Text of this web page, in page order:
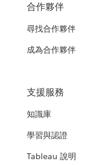
合作夥伴
尋找合作夥伴
成為合作夥伴
支援服務
知識庫
學習與認證
Tableau 說明